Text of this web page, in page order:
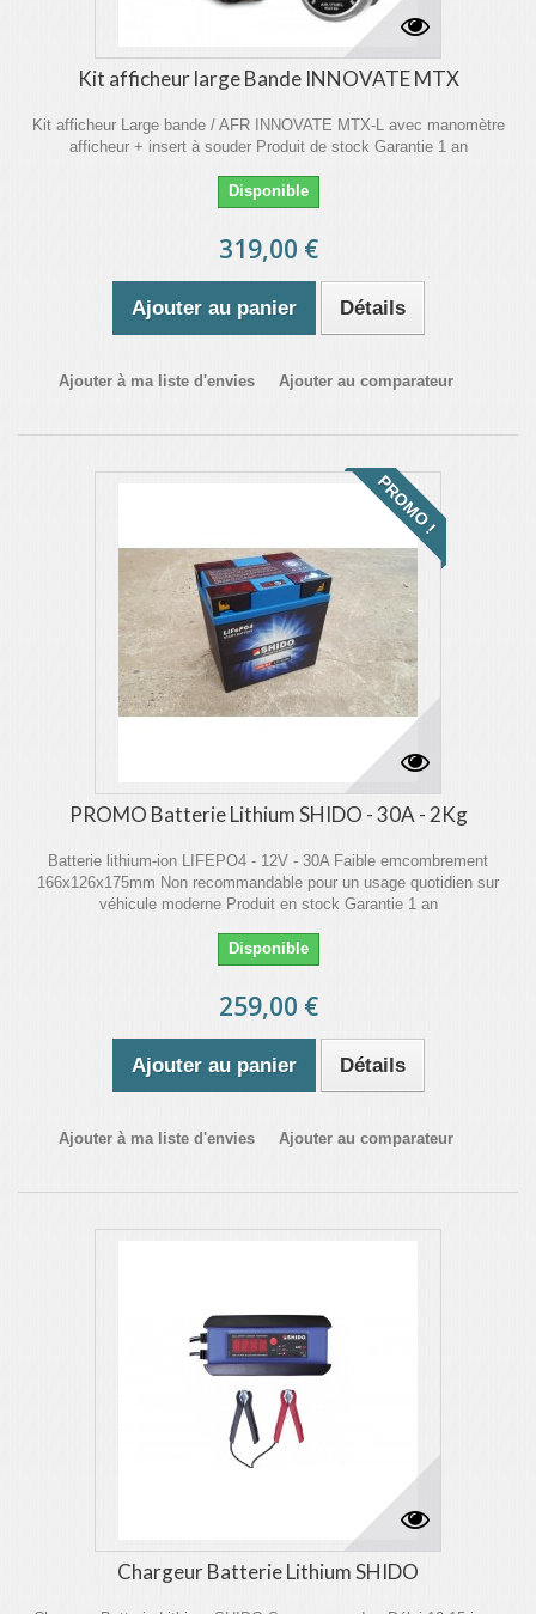
Kit afficheur large Bande INNOVATE MTX
Kit afficheur Large bande / AFR INNOVATE MTX-L avec manomètre
afficheur + insert à souder Produit de stock Garantie 1 an
Disponible
319,00 €
Ajouter au panier Détails
Ajouter à ma liste d'envies Ajouter au comparateur
PROMO !
PROMO Batterie Lithium SHIDO - 30A - 2Kg
Batterie lithium-ion LIFEPO4 - 12V - 30A Faible emcombrement
166x126x175mm Non recommandable pour un usage quotidien sur
véhicule moderne Produit en stock Garantie 1 an
Disponible
259,00 €
Ajouter au panier Détails
Ajouter à ma liste d'envies Ajouter au comparateur
Chargeur Batterie Lithium SHIDO